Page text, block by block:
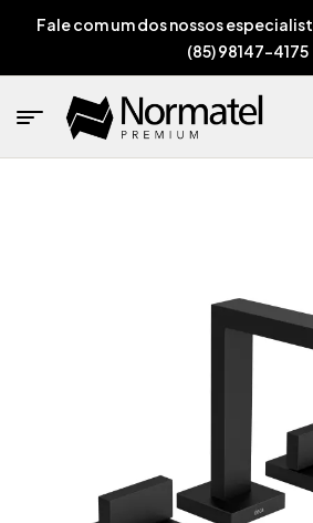
Fale com um dos nossos
(85) 98147-4175